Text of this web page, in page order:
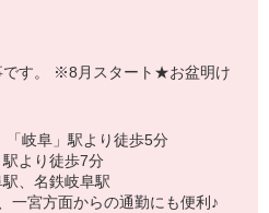
です。 ※8月スタート★お盆明け
「岐阜」駅より徒歩5分
より徒歩7分
駅、名鉄岐阜駅
一宮方面からの通勤にも便利♪